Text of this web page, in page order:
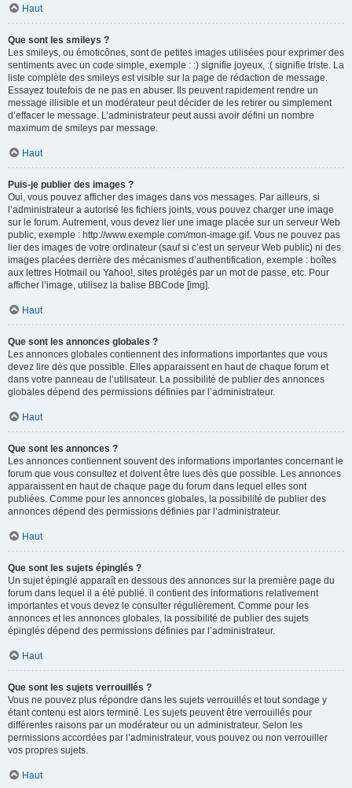
Haut
Que sont les smileys ?
Les smileys, ou émoticônes, sont de petites images utilisées pour exprimer des
sentiments avec un code simple, exemple : :) signifie joyeux, :( signifie triste. La
liste complète des smileys est visible sur la page de rédaction de message.
Essayez toutefois de ne pas en abuser. Ils peuvent rapidement rendre un
message illisible et un modérateur peut décider de les retirer ou simplement
d’effacer le message. L’administrateur peut aussi avoir défini un nombre
maximum de smileys par message.
Haut
Puis-je publier des images ?
Oui, vous pouvez afficher des images dans vos messages. Par ailleurs, si
l’administrateur a autorisé les fichiers joints, vous pouvez charger une image
sur le forum. Autrement, vous devez lier une image placée sur un serveur Web
public, exemple : http://www.exemple.com/mon-image.gif. Vous ne pouvez pas
lier des images de votre ordinateur (sauf si c’est un serveur Web public) ni des
images placées derrière des mécanismes d’authentification, exemple : boîtes
aux lettres Hotmail ou Yahoo!, sites protégés par un mot de passe, etc. Pour
afficher l’image, utilisez la balise BBCode [img].
Haut
Que sont les annonces globales ?
Les annonces globales contiennent des informations importantes que vous
devez lire dès que possible. Elles apparaissent en haut de chaque forum et
dans votre panneau de l’utilisateur. La possibilité de publier des annonces
globales dépend des permissions définies par l’administrateur.
Haut
Que sont les annonces ?
Les annonces contiennent souvent des informations importantes concernant le
forum que vous consultez et doivent être lues dès que possible. Les annonces
apparaissent en haut de chaque page du forum dans lequel elles sont
publiées. Comme pour les annonces globales, la possibilité de publier des
annonces dépend des permissions définies par l’administrateur.
Haut
Que sont les sujets épinglés ?
Un sujet épinglé apparaît en dessous des annonces sur la première page du
forum dans lequel il a été publié. il contient des informations relativement
importantes et vous devez le consulter régulièrement. Comme pour les
annonces et les annonces globales, la possibilité de publier des sujets
épinglés dépend des permissions définies par l’administrateur.
Haut
Que sont les sujets verrouillés ?
Vous ne pouvez plus répondre dans les sujets verrouillés et tout sondage y
étant contenu est alors terminé. Les sujets peuvent être verrouillés pour
différentes raisons par un modérateur ou un administrateur. Selon les
permissions accordées par l’administrateur, vous pouvez ou non verrouiller
vos propres sujets.
Haut